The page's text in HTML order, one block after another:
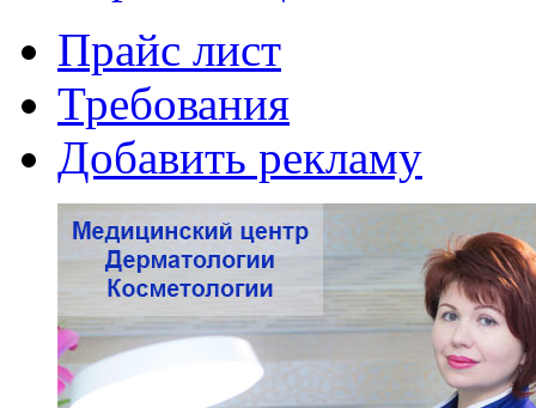
Прайс лист
Требования
Добавить рекламу